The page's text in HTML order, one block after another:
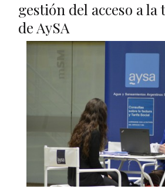
gestión del acceso a
de AySA